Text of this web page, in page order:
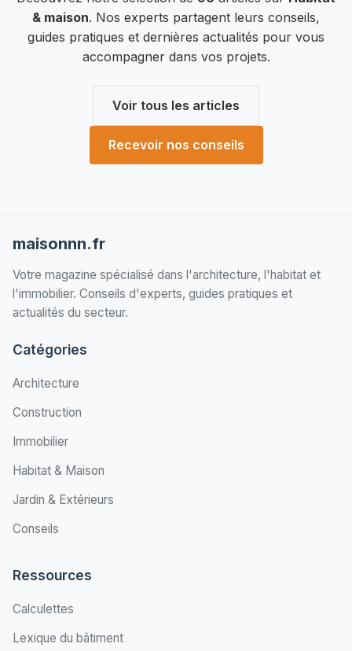
& maison. Nos experts partagent leurs conseils,
guides pratiques et dernières actualités pour vous
accompagner dans vos projets.
Voir tous les articles
Recevoir nos conseils
maisonnn.fr
Votre magazine spécialisé dans l'architecture, l'habitat et
l'immobilier. Conseils d'experts, guides pratiques et
actualités du secteur.
Catégories
Architecture
Construction
Immobilier
Habitat & Maison
Jardin & Extérieurs
Conseils
Ressources
Calculettes
Lexique du bâtiment